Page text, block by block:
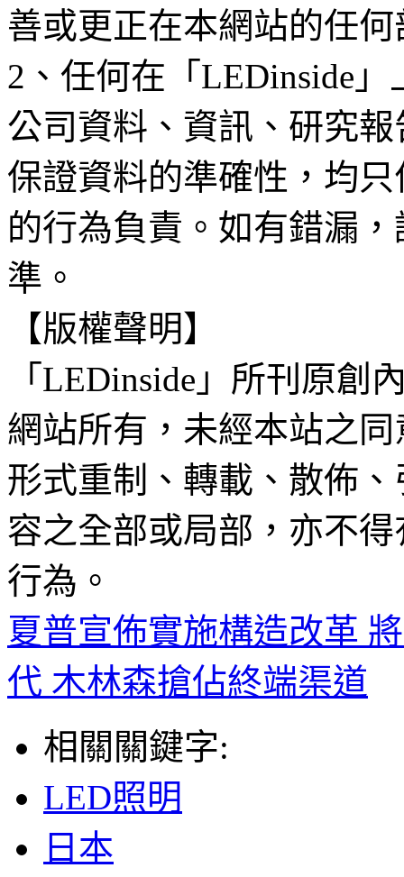
善或更正在本網站的任
2、任何在「LEDinside
公司資料、資訊、研究
保證資料的準確性，均
的行為負責。如有錯漏
準。
【版權聲明】
「LEDinside」所刊原創
網站所有，未經本站之
形式重制、轉載、散佈
容之全部或局部，亦不
行為。
夏普宣佈實施構造改革
代 木林森搶佔終端渠道
相關關鍵字:
LED照明
日本